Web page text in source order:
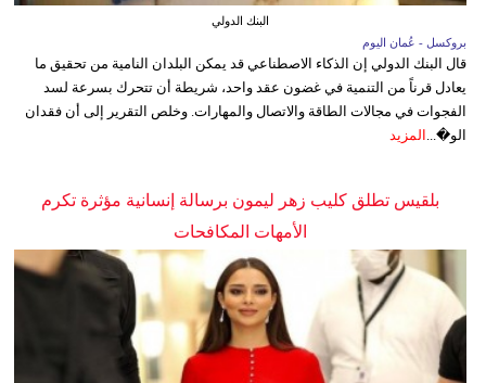
البنك الدولي
بروكسل - عُمان اليوم
قال البنك الدولي إن الذكاء الاصطناعي قد يمكن البلدان النامية من تحقيق ما
يعادل قرناً من التنمية في غضون عقد واحد، شريطة أن تتحرك بسرعة لسد
الفجوات في مجالات الطاقة والاتصال والمهارات. وخلص التقرير إلى أن فقدان
الو�...
المزيد
بلقيس تطلق كليب زهر ليمون برسالة إنسانية مؤثرة تكرم
الأمهات المكافحات